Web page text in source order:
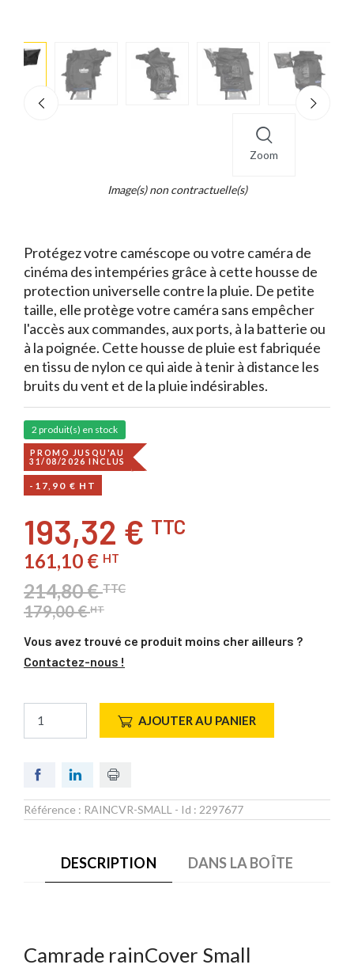
Zoom
Image(s) non contractuelle(s)
Protégez votre caméscope ou votre caméra de
cinéma des intempéries grâce à cette housse de
protection universelle contre la pluie. De petite
taille, elle protège votre caméra sans empêcher
l'accès aux commandes, aux ports, à la batterie ou
à la poignée. Cette housse de pluie est fabriquée
en tissu de nylon ce qui aide à tenir à distance les
bruits du vent et de la pluie indésirables.
2 produit(s) en stock
PROMO JUSQU'AU
31/08/2026 INCLUS
-17,90 € HT
193,32 € TTC
161,10 € HT
214,80 €TTC
179,00 €HT
Vous avez trouvé ce produit moins cher ailleurs ?
Contactez-nous !
AJOUTER AU PANIER
Référence : RAINCVR-SMALL - Id : 2297677
DESCRIPTION DANS LA BOÎTE
Camrade rainCover Small